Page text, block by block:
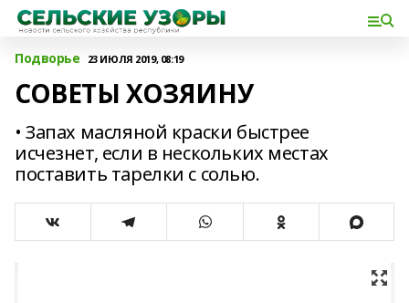
Подворье 23 ИЮЛЯ 2019, 08:19
СОВЕТЫ ХОЗЯИНУ
• Запах масляной краски быстрее
исчезнет, если в нескольких местах
поставить тарелки с солью.